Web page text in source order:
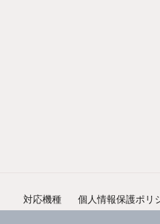
対応機種 個人情報保護ポリ